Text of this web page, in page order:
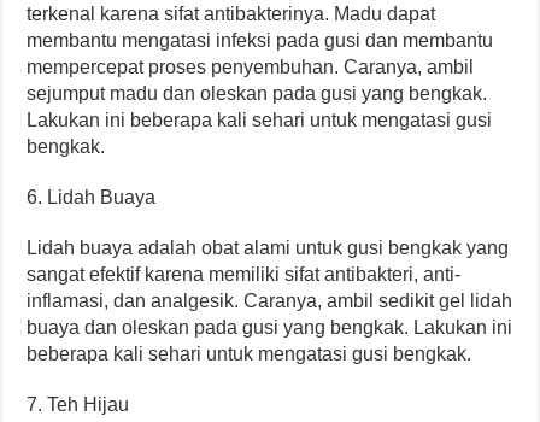
terkenal karena sifat antibakterinya. Madu dapat
membantu mengatasi infeksi pada gusi dan membantu
mempercepat proses penyembuhan. Caranya, ambil
sejumput madu dan oleskan pada gusi yang bengkak.
Lakukan ini beberapa kali sehari untuk mengatasi gusi
bengkak.
6. Lidah Buaya
Lidah buaya adalah obat alami untuk gusi bengkak yang
sangat efektif karena memiliki sifat antibakteri, anti-
inflamasi, dan analgesik. Caranya, ambil sedikit gel lidah
buaya dan oleskan pada gusi yang bengkak. Lakukan ini
beberapa kali sehari untuk mengatasi gusi bengkak.
7. Teh Hijau